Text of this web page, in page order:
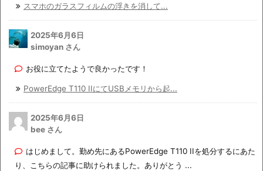
スマホのガラスフィルムの浮きを消して...
2025年6月6日
simoyan さん
お役に立てたようで良かったです！
PowerEdge T110 IIにてUSBメモリから起...
2025年6月6日
bee さん
はじめまして。勤め先にあるPowerEdge T110 IIを処分するにあた
り、こちらの記事に助けられました。ありがとう ...